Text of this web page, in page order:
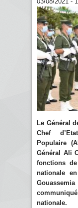
Le Général
Chef
Populaire
Général Ali
fonctions
nationale
nationale.